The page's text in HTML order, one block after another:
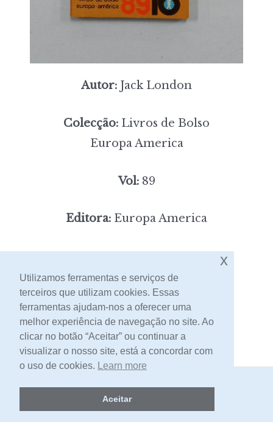
Autor: Jack London
Colecção: Livros de Bolso
Europa America
Vol:89
Editora: Europa America
[portes incluídos]
Contacto
2026 -Livraria Egrégora
Utilizamos ferramentas e serviços de
terceiros que utilizam cookies. Essas
ferramentas ajudam-nos a oferecer uma
melhor experiência de navegação no site. Ao
clicar no botão “Aceitar” ou continuar a
visualizar o nosso site, está a concordar com
o uso de cookies. Learn more
Aceitar
x